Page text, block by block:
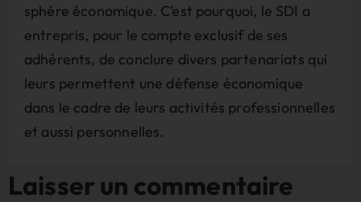
sphère économique. C’est pourquoi, le SDI a
entrepris, pour le compte exclusif de ses
adhérents, de conclure divers partenariats qui
leurs permettent une défense économique
dans le cadre de leurs activités professionnelles
et aussi personnelles.
Laisser un commentaire